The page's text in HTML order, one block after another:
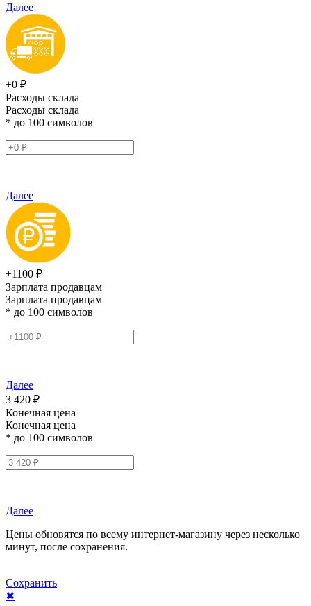
Далее
+0 ₽
Расходы склада
Расходы склада
* до 100 символов
Далее
+1100 ₽
Зарплата продавцам
Зарплата продавцам
* до 100 символов
Далее
3 420 ₽
Конечная цена
Конечная цена
* до 100 символов
Далее
Цены обновятся по всему интернет-магазину через несколько
минут, после сохранения.
Сохранить
✖